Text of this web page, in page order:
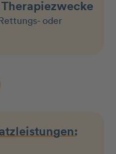
oder